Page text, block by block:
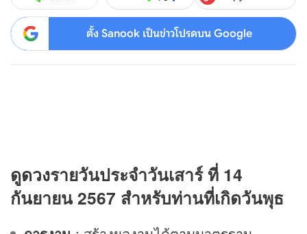
ตั้ง Sanook เป็นข่าวโปรดบน Google
ดูดวงรายวันประจำวันเสาร์ ที่ 14
กันยายน 2567 สำหรับท่านที่เกิดวันพุธ